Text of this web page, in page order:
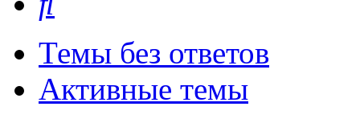
Темы без ответов
Активные темы